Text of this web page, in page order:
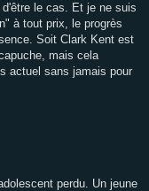
le cas. Et je ne suis
à tout prix, le progrès
Soit Clark Kent est
mais cela
actuel sans jamais pour
perdu. Un jeune